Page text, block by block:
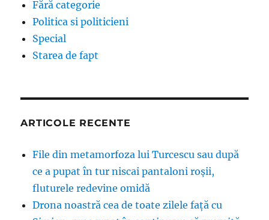
Fără categorie
Politica si politicieni
Special
Starea de fapt
ARTICOLE RECENTE
File din metamorfoza lui Turcescu sau după
ce a pupat în tur niscai pantaloni roșii,
fluturele redevine omidă
Drona noastră cea de toate zilele față cu